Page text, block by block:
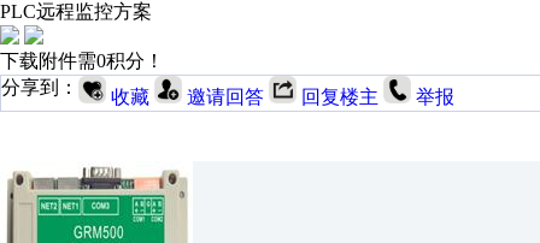
PLC远程监控方案
下载附件需0积分！
分享到：
收藏 邀请回答 回复楼主 举报